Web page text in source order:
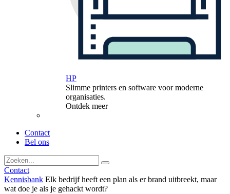
HP
Slimme printers en software voor moderne
organisaties.
Ontdek meer
Contact
Bel ons
Contact
Kennisbank Elk bedrijf heeft een plan als er brand uitbreekt, maar
wat doe je als je gehackt wordt?